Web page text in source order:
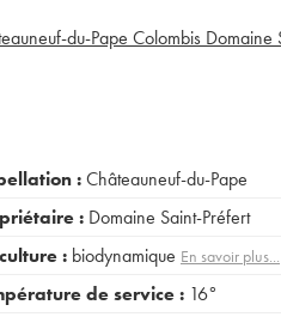
du-Pape Colombis Domaine
:Châteauneuf-du-Pape
: Domaine Saint-Préfert
: biodynamique En savoir plus...
de service : 16°